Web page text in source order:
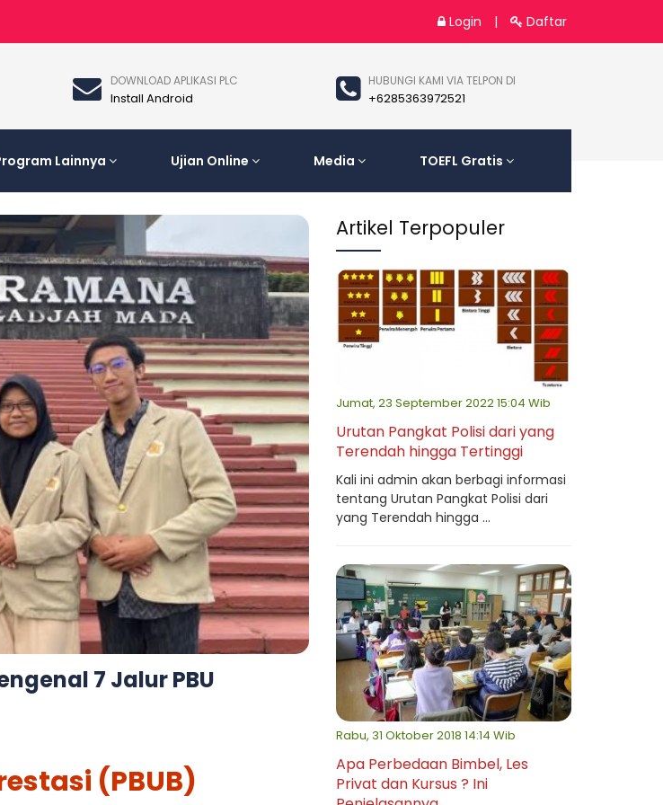
Login | Daftar
HUBUNGI KAMI VIA TELPON DI
+6285363972521
DOWNLOAD APLIKASI PLC
Install Android
Lainnya Ujian Online Media TOEFL Gratis
7 Jalur PBU
(PBUB)
Artikel Terpopuler
Jumat, 23 September 2022 15:04 Wib
Urutan Pangkat Polisi dari yang
Terendah hingga Tertinggi
Kali ini admin akan berbagi informasi
tentang Urutan Pangkat Polisi dari
yang Terendah hingga ...
Rabu, 31 Oktober 2018 14:14 Wib
Apa Perbedaan Bimbel, Les
Privat dan Kursus ? Ini